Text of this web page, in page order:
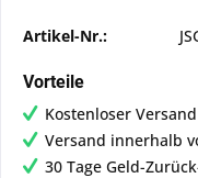
Artikel-Nr.:
Vorteile
Kostenloser
Versand innerhalb
30 Tage Geld-